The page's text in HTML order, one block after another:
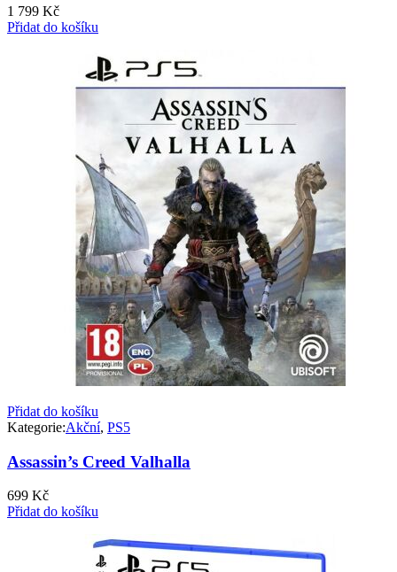
1 799 Kč
Přidat do košíku
Přidat do košíku
Kategorie:Akční, PS5
Assassin’s Creed Valhalla
699 Kč
Přidat do košíku